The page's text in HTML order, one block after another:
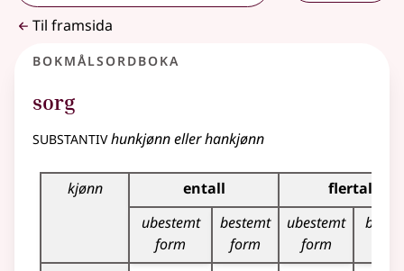
Til framsida
Bokmålsordboka
sorg
substantivhunkjønn eller hankjønn
Bøyingstabell for dette substantivet
kjønn entall
flertall
ubestemt
form
bestemt
form
ubestemt
form